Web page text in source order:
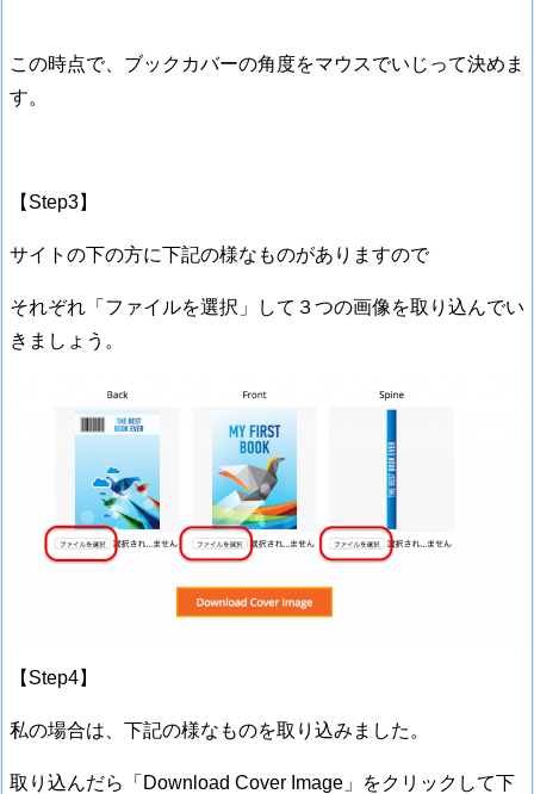
この時点で、ブックカバーの角度をマウスでいじって決めま
す。
【Step3】
サイトの下の方に下記の様なものがありますので
それぞれ「ファイルを選択」して３つの画像を取り込んでい
きましょう。
【Step4】
私の場合は、下記の様なものを取り込みました。
取り込んだら「Download Cover Image」をクリックして下